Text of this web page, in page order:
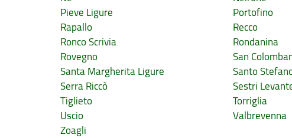
Pieve Ligure
Portofino
Rapallo
Recco
Ronco Scrivia
Rondanina
Rovegno
San
Santa Margherita Ligure
Santo
Serra Riccò
Sestri
Tiglieto
Torriglia
Uscio
Valbrevenna
Zoagli